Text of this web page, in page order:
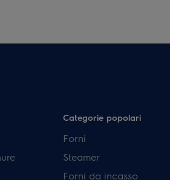
Categorie popolari
Forni
Steamer
Forni da incasso